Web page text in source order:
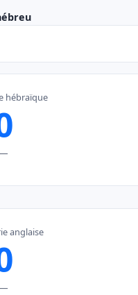
hébraïque
anglaise